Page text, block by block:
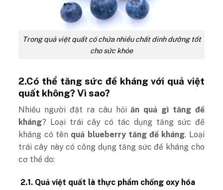
Trong quả việt quất có chứa nhiều chất dinh dưỡng tốt
cho sức khỏe
2.Có thể tăng sức đề kháng với quả việt
quất không? Vì sao?
Nhiều người đặt ra câu hỏiăn quả gì tăng đề
kháng? Loại trái cây có tác dụng tăng sức đề
kháng có tên quả blueberry tăng đề kháng. Loại
trái cây này có công dụng tăng sức đề kháng cho
cơ thể do:
2.1. Quả việt quất là thực phẩm chống oxy hóa